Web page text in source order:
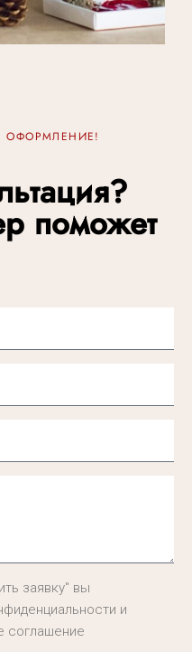
ОФОРМЛЕНИЕ!
поможет
заявку" вы
и
соглашение